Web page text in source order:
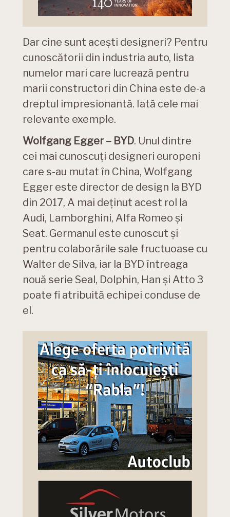
Dar cine sunt acești designeri? Pentru
cunoscătorii din industria auto, lista
numelor mari care lucrează pentru
marii constructori din China este de-a
dreptul impresionantă. Iată cele mai
relevante exemple.
Wolfgang Egger – BYD. Unul dintre
cei mai cunoscuți designeri europeni
care s-au mutat în China, Wolfgang
Egger este director de design la BYD
din 2017, A mai deținut acest rol la
Audi, Lamborghini, Alfa Romeo și
Seat. Germanul este cunoscut și
pentru colaborările sale fructuoase cu
Walter de Silva, iar la BYD întreaga
nouă serie Seal, Dolphin, Han și Atto 3
poate fi atribuită echipei conduse de
el.